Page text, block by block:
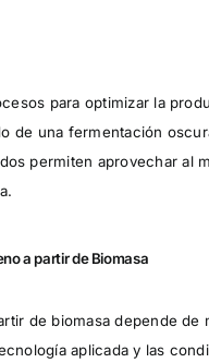
para optimizar la
de una fermentación
permiten aprovechar al
a partir de Biomasa
de biomasa depende
aplicada y las